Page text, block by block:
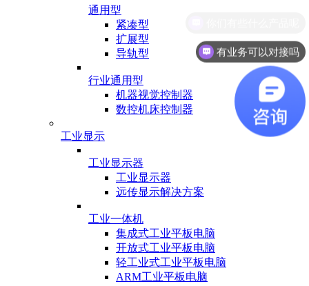
通用型
紧凑型
扩展型
导轨型
行业通用型
机器视觉控制器
数控机床控制器
工业显示
工业显示器
工业显示器
远传显示解决方案
工业一体机
集成式工业平板电脑
开放式工业平板电脑
轻工业式工业平板电脑
ARM工业平板电脑
有业务可以对接吗